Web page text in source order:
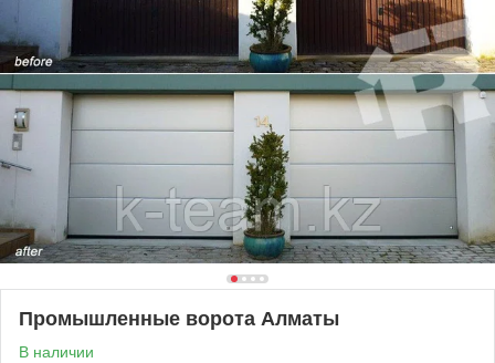
Промышленные ворота Алматы
В наличии